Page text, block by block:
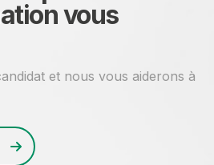
vous
et nous vous aiderons à